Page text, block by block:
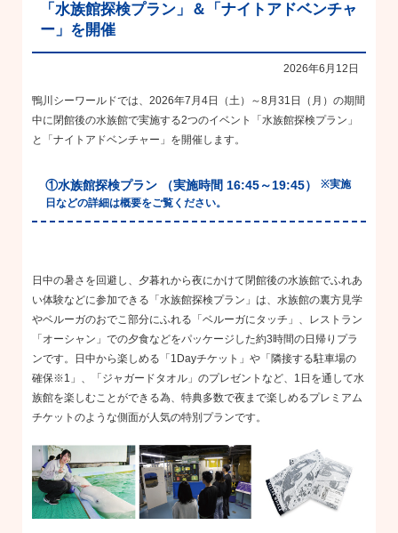
「水族館探検プラン」＆「ナイトアドベンチャ
ー」を開催
2026年6月12日
鴨川シーワールドでは、2026年7 月 4日（土）～8月 31 日（月）の期間
中に閉館後の水族館で実施する2つのイベント「水族館探検プラン」
と「ナイトアドベンチャー」を開催します。
①水族館探検プラン （実施時間 16:45～19:45） ※実施
日などの詳細は概要をご覧ください。
日中の暑さを回避し、夕暮れから夜にかけて閉館後の水族館でふれあ
い体験などに参加できる「水族館探検プラン」は、水族館の裏方見学
やベルーガのおでこ部分にふれる「ベルーガにタッチ」、レストラン
「オーシャン」での夕食などをパッケージした約3時間の日帰りプラ
ンです。日中から楽しめる「 1Dayチケット」や「隣接する駐車場の
確保※1 」、「ジャガードタオル」のプレゼントなど、 1 日を通して水
族館を楽しむことができる為、特典多数で夜まで楽しめるプレミアム
チケットのような側面が人気の特別プランです。